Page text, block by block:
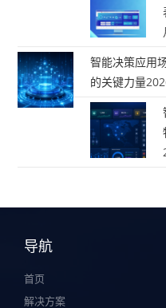
智能决策应用
的关键力量
导航
首页
解决方案